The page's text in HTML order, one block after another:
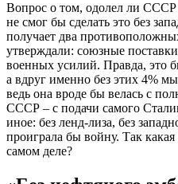
Вопрос о том, одолел ли
не смог бы сделать это без
получает два
утверждали: союзные
военных усилий. Правда, это
а вдруг именно без этих 4%
ведь она вроде бы велась с
СССР – с подачи самого
иное: без ленд-лиза, без
проиграла бы войну. Так
самом деле?